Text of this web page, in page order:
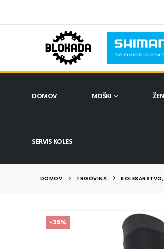
DOMOV MOŠKI
SERVIS KOLES
DOMOV TRGOVINA KOLESARSTVO,
-35%